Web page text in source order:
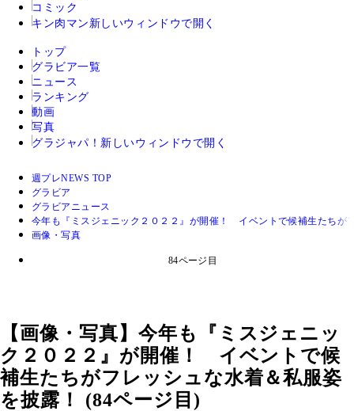
コミック
キン肉マン 新しいウィンドウで開く
トップ
グラビア一覧
ニュース
ランキング
動画
写真
グラジャパ！ 新しいウィンドウで開く
週プレNEWS TOP
グラビア
グラビアニュース
今年も『ミスジェニック２０２２』が開催！ イベントで候補生たちが
画像・写真
84ページ目
【画像・写真】今年も『ミスジェニッ
ク２０２２』が開催！ イベントで候
補生たちがフレッシュな水着＆私服姿
を披露！ (84ページ目)